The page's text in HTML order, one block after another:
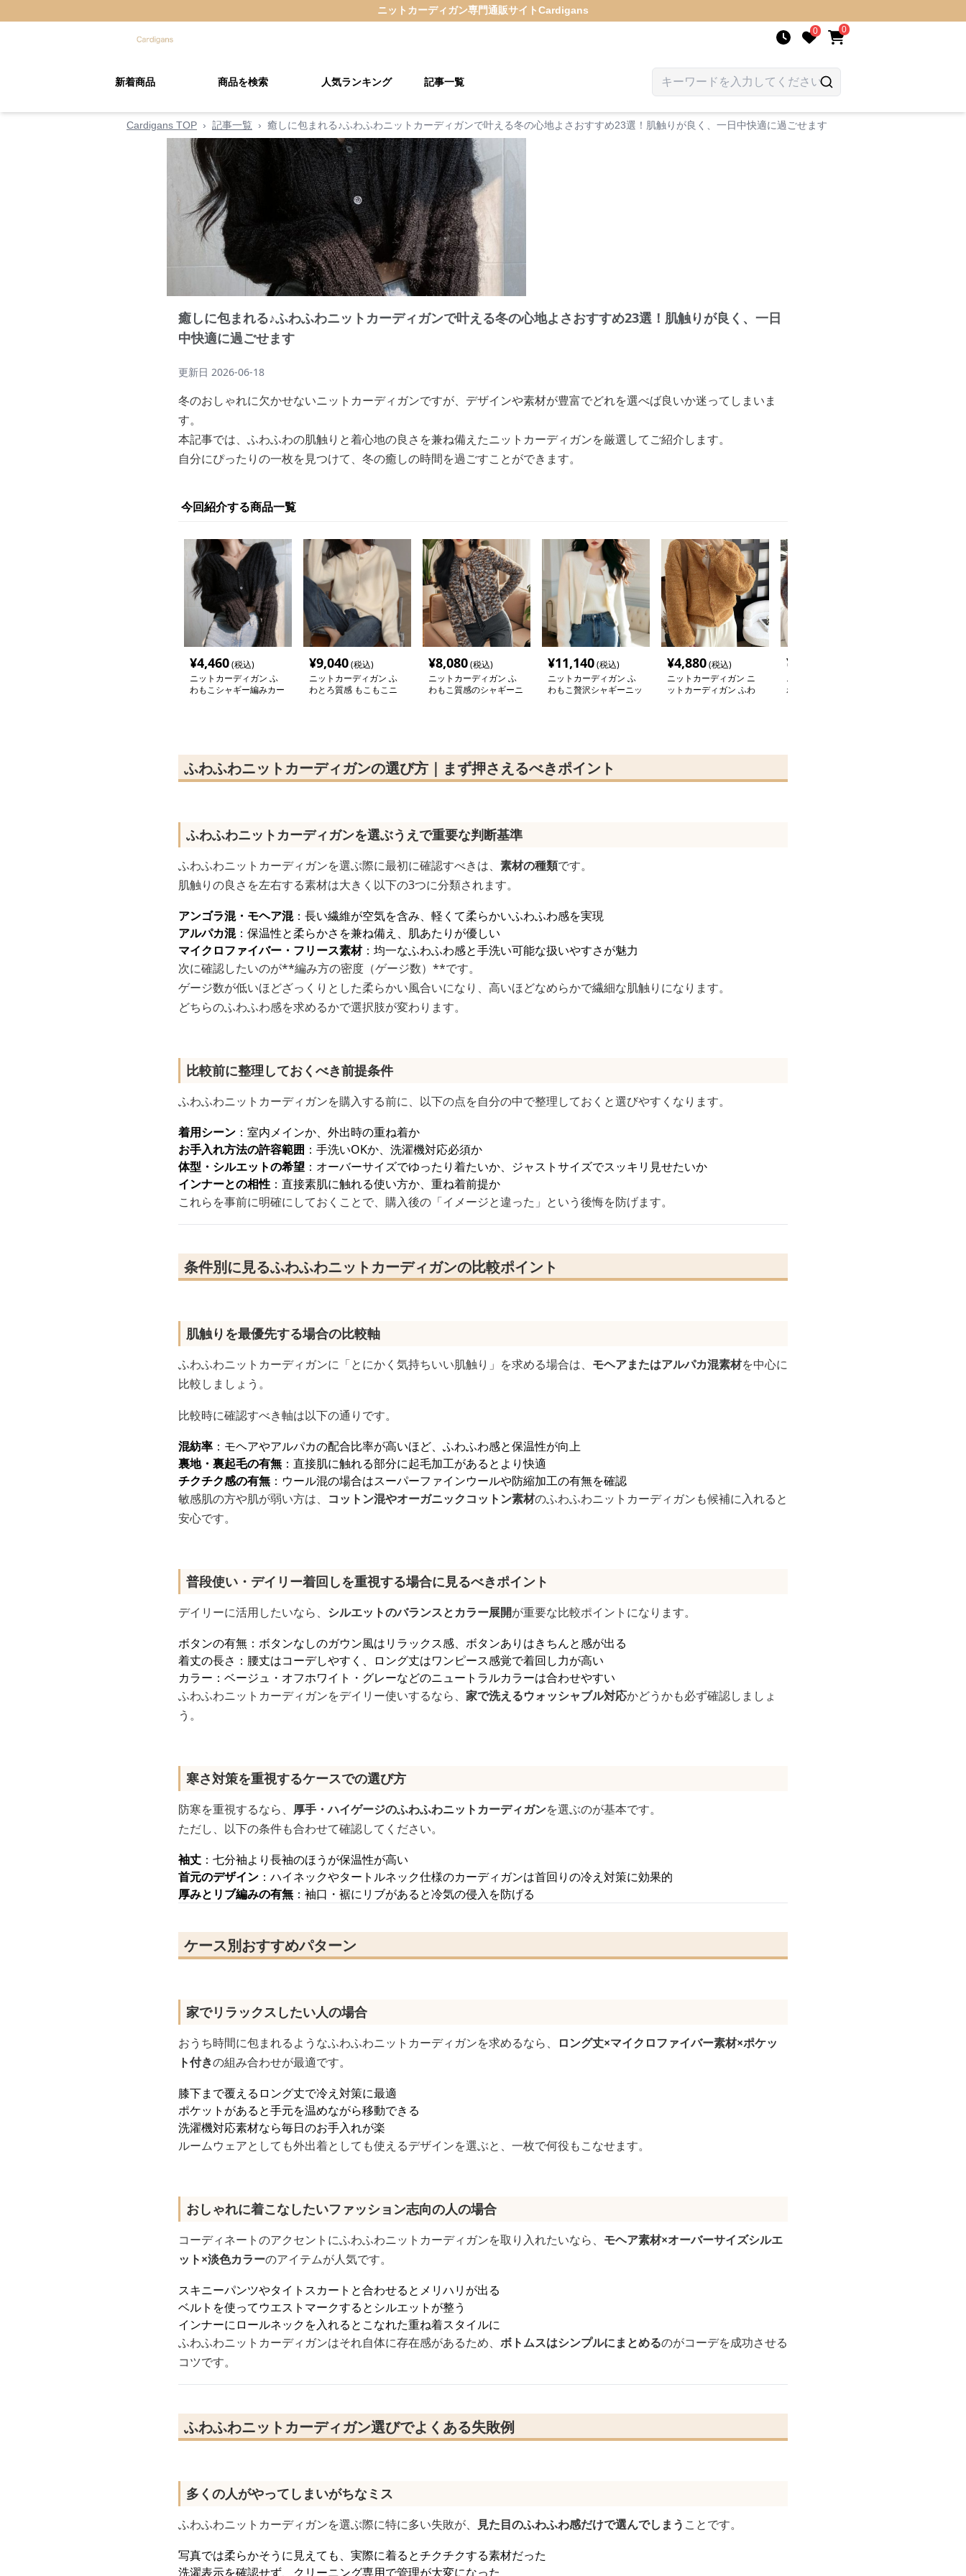
ニットカーディガン専門通販サイトCardigans
0 0
新着商品 商品を検索 人気ランキング 記事一覧
Cardigans TOP › 記事一覧 › 癒しに包まれる♪ふわふわニットカーディガンで叶える冬の心地よさおすすめ23選！肌触りが良く、一日中快適に過ごせます
癒しに包まれる♪ふわふわニットカーディガンで叶える冬の心地よさおすすめ23選！肌触りが良く、一日
中快適に過ごせます
更新日 2026-06-18
冬のおしゃれに欠かせないニットカーディガンですが、デザインや素材が豊富でどれを選べば良いか迷ってしまいま
す。
本記事では、ふわふわの肌触りと着心地の良さを兼ね備えたニットカーディガンを厳選してご紹介します。
自分にぴったりの一枚を見つけて、冬の癒しの時間を過ごすことができます。
今回紹介する商品一覧
¥4,460(税込)
ニットカーディガン ふ
わもこシャギー編みカー
¥9,040(税込)
ニットカーディガン ふ
わとろ質感 もこもこニ
¥8,080(税込)
ニットカーディガン ふ
わもこ質感のシャギーニ
¥11,140(税込)
ニットカーディガン ふ
わもこ贅沢シャギーニッ
¥4,880(税込)
ニットカーディガン ニ
ットカーディガン ふわ
¥
ニットカーディガン ふ
わもこストライプニット
ふわふわニットカーディガンの選び方｜まず押さえるべきポイント
ふわふわニットカーディガンを選ぶうえで重要な判断基準
ふわふわニットカーディガンを選ぶ際に最初に確認すべきは、 素材の種類です。
肌触りの良さを左右する素材は大きく以下の3つに分類されます。
アンゴラ混・モヘア混：長い繊維が空気を含み、軽くて柔らかいふわふわ感を実現
アルパカ混：保温性と柔らかさを兼ね備え、肌あたりが優しい
マイクロファイバー・フリース素材：均一なふわふわ感と手洗い可能な扱いやすさが魅力
次に確認したいのが**編み方の密度（ゲージ数）**です。
ゲージ数が低いほどざっくりとした柔らかい風合いになり、高いほどなめらかで繊細な肌触りになります。
どちらのふわふわ感を求めるかで選択肢が変わります。
比較前に整理しておくべき前提条件
ふわふわニットカーディガンを購入する前に、以下の点を自分の中で整理しておくと選びやすくなります。
着用シーン ：室内メインか、外出時の重ね着か
お手入れ方法の許容範囲 ：手洗いOKか、洗濯機対応必須か
体型・シルエットの希望 ：オーバーサイズでゆったり着たいか、ジャストサイズでスッキリ見せたいか
インナーとの相性 ：直接素肌に触れる使い方か、重ね着前提か
これらを事前に明確にしておくことで、購入後の「イメージと違った」という後悔を防げます。
条件別に見るふわふわニットカーディガンの比較ポイント
肌触りを最優先する場合の比較軸
ふわふわニットカーディガンに「とにかく気持ちいい肌触り」を求める場合は、 モヘアまたはアルパカ混素材を中心に
比較しましょう。
比較時に確認すべき軸は以下の通りです。
混紡率 ：モヘアやアルパカの配合比率が高いほど、ふわふわ感と保温性が向上
裏地・裏起毛の有無 ：直接肌に触れる部分に起毛加工があるとより快適
チクチク感の有無 ：ウール混の場合はスーパーファインウールや防縮加工の有無を確認
敏感肌の方や肌が弱い方は、 コットン混やオーガニックコットン素材のふわふわニットカーディガンも候補に入れると
安心です。
普段使い・デイリー着回しを重視する場合に見るべきポイント
デイリーに活用したいなら、 シルエットのバランスとカラー展開が重要な比較ポイントになります。
ボタンの有無：ボタンなしのガウン風はリラックス感、ボタンありはきちんと感が出る
着丈の長さ：腰丈はコーデしやすく、ロング丈はワンピース感覚で着回し力が高い
カラー：ベージュ・オフホワイト・グレーなどのニュートラルカラーは合わせやすい
ふわふわニットカーディガンをデイリー使いするなら、 家で洗えるウォッシャブル対応かどうかも必ず確認しましょ
う。
寒さ対策を重視するケースでの選び方
防寒を重視するなら、 厚手・ハイゲージのふわふわニットカーディガンを選ぶのが基本です。
ただし、以下の条件も合わせて確認してください。
袖丈 ：七分袖より長袖のほうが保温性が高い
首元のデザイン ：ハイネックやタートルネック仕様のカーディガンは首回りの冷え対策に効果的
厚みとリブ編みの有無 ：袖口・裾にリブがあると冷気の侵入を防げる
ケース別おすすめパターン
家でリラックスしたい人の場合
おうち時間に包まれるようなふわふわニットカーディガンを求めるなら、
ロング丈×マイクロファイバー素材×ポケッ
ト付きの組み合わせが最適です。
膝下まで覆えるロング丈で冷え対策に最適
ポケットがあると手元を温めながら移動できる
洗濯機対応素材なら毎日のお手入れが楽
ルームウェアとしても外出着としても使えるデザインを選ぶと、一枚で何役もこなせます。
おしゃれに着こなしたいファッション志向の人の場合
コーディネートのアクセントにふわふわニットカーディガンを取り入れたいなら、 モヘア素材×オーバーサイズシルエ
ット×淡色カラーのアイテムが人気です。
スキニーパンツやタイトスカートと合わせるとメリハリが出る
ベルトを使ってウエストマークするとシルエットが整う
インナーにロールネックを入れるとこなれた重ね着スタイルに
ふわふわニットカーディガンはそれ自体に存在感があるため、 ボトムスはシンプルにまとめるのがコーデを成功させる
コツです。
ふわふわニットカーディガン選びでよくある失敗例
多くの人がやってしまいがちなミス
ふわふわニットカーディガンを選ぶ際に特に多い失敗が、 見た目のふわふわ感だけで選んでしまう ことです。
写真では柔らかそうに見えても、実際に着るとチクチクする素材だった
洗濯表示を確認せず、クリーニング専用で管理が大変になった